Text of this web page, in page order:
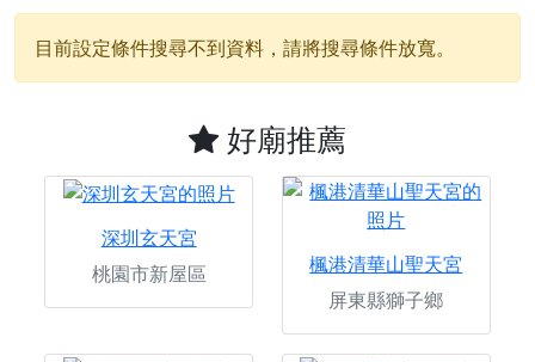
目前設定條件搜尋不到資料，請將搜尋條件放寬。
好廟推薦
深圳玄天宮
桃園市新屋區
楓港清華山聖天宮
屏東縣獅子鄉